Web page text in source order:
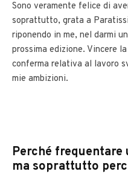
Sono veramente felice di
soprattutto, grata a
riponendo in me, nel darmi
prossima edizione. Vincere
conferma relativa al lavoro
mie ambizioni.
Perché
ma soprattutto